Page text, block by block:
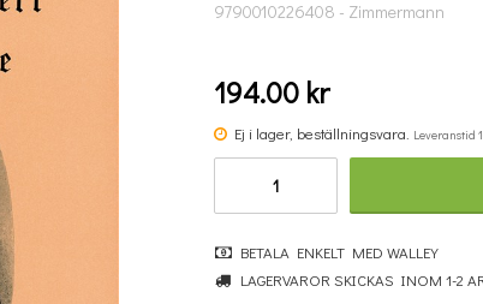
9790010226408 - Zimmermann
194.00 kr
Ej i lager, beställningsvara. Leveranstid
BETALA ENKELT MED WALLEY
LAGERVAROR SKICKAS INOM 1-2